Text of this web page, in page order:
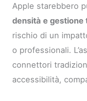
Apple starebbero
densità e
rischio di un
o professionali.
connettori
accessibilità,